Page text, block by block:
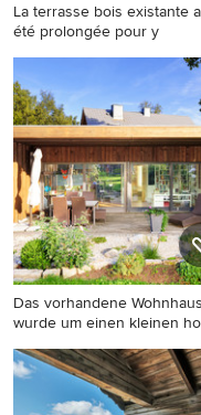
La terrasse bois existante a
été prolongée pour y
Rustikale Terrasse in
Grenoble
Das vorhandene Wohnhaus
wurde um einen kleinen
Große Rustikale Pergola
Terrasse hinter dem
Nürnberg